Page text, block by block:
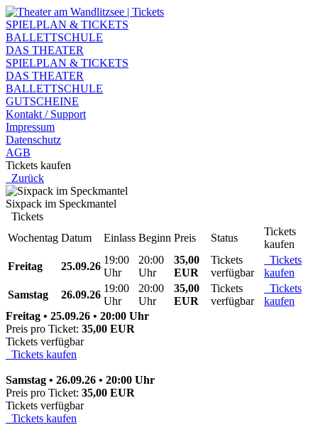
SPIELPLAN & TICKETS
BALLETTSCHULE
DAS THEATER
SPIELPLAN & TICKETS
DAS THEATER
BALLETTSCHULE
GUTSCHEINE
Kontakt / Support
Impressum
Datenschutz
AGB
Tickets kaufen
Zurück
Sixpack im Speckmantel
Tickets
Wochentag Datum Einlass Beginn Preis Status
Tickets
kaufen
Freitag
25.09.26
19:00
Uhr
20:00
Uhr
35,00
EUR
Tickets
verfügbar
Tickets
kaufen
Samstag
26.09.26
19:00
Uhr
20:00
Uhr
35,00
EUR
Tickets
verfügbar
Tickets
kaufen
Freitag • 25.09.26 • 20:00 Uhr
Preis pro Ticket: 35,00 EUR
Tickets verfügbar
Tickets kaufen
Samstag • 26.09.26 • 20:00 Uhr
Preis pro Ticket: 35,00 EUR
Tickets verfügbar
Tickets kaufen